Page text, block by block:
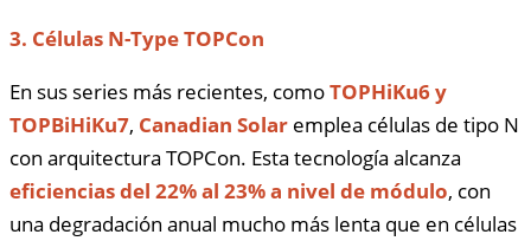
3. Células N-Type TOPCon
En sus series más recientes, comoTOPHiKu6 y
TOPBiHiKu7, Canadian Solar emplea células de tipo N
con arquitectura TOPCon. Esta tecnología alcanza
eficiencias del 22% al 23% a nivel de módulo, con
una degradación anual mucho más lenta que en células